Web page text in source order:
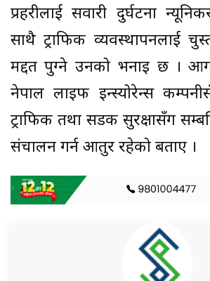
प्रहरीलाई सवारी दुर्घटना
साथै ट्राफिक व्यवस्थापनलाई
मद्दत पुग्ने उनको भनाइ छ ।
नेपाल लाइफ इन्स्योरेन्स
ट्राफिक तथा सडक सुरक्षासँग
संचालन गर्न आतुर रहेको बताए ।